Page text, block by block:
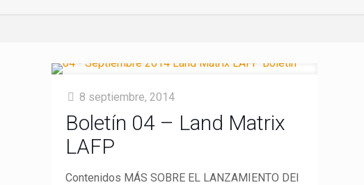
8 septiembre, 2014
Boletín 04 – Land Matrix
LAFP
Contenidos MÁS SOBRE EL LANZAMIENTO DEl